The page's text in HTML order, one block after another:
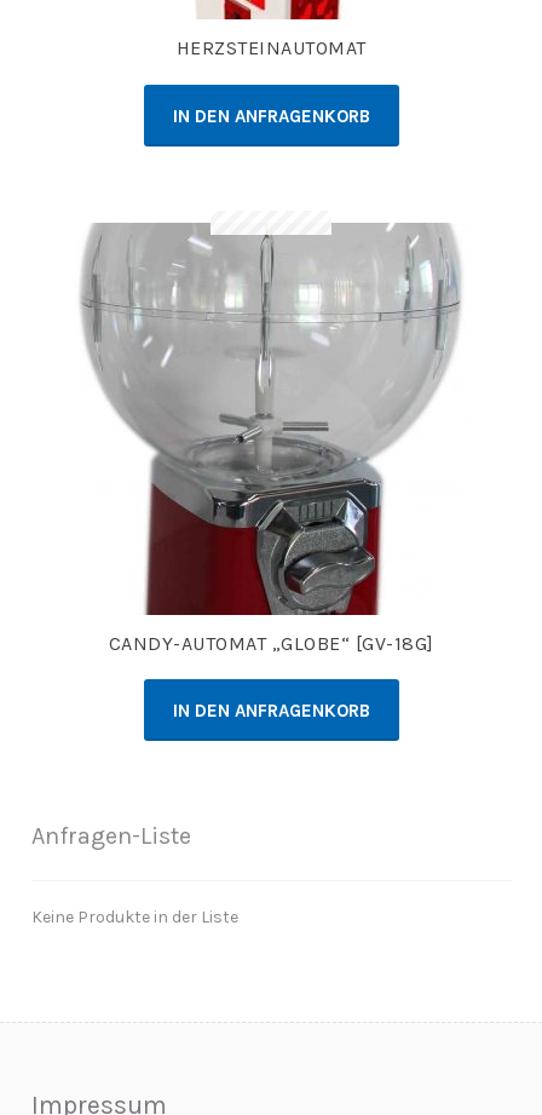
HERZSTEINAUTOMAT
IN DEN ANFRAGENKORB
CANDY-AUTOMAT „GLOBE“ [GV-18G]
IN DEN ANFRAGENKORB
Anfragen-Liste
Keine Produkte in der Liste
Impressum